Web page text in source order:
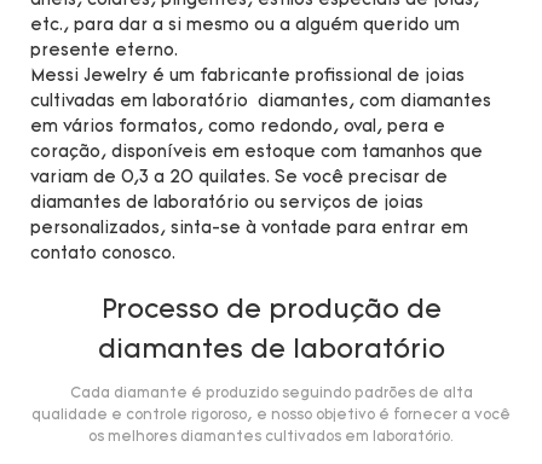
etc., para dar a si mesmo ou a alguém querido um
presente eterno.
Messi Jewelry é um fabricante profissional de joias
cultivadas em laboratório diamantes, com diamantes
em vários formatos, como redondo, oval, pera e
coração, disponíveis em estoque com tamanhos que
variam de 0,3 a 20 quilates. Se você precisar de
diamantes de laboratório ou serviços de joias
personalizados, sinta-se à vontade para entrar em
contato conosco.
Processo de produção de
diamantes de laboratório
Cada diamante é produzido seguindo padrões de alta
qualidade e controle rigoroso, e nosso objetivo é fornecer a você
os melhores diamantes cultivados em laboratório.